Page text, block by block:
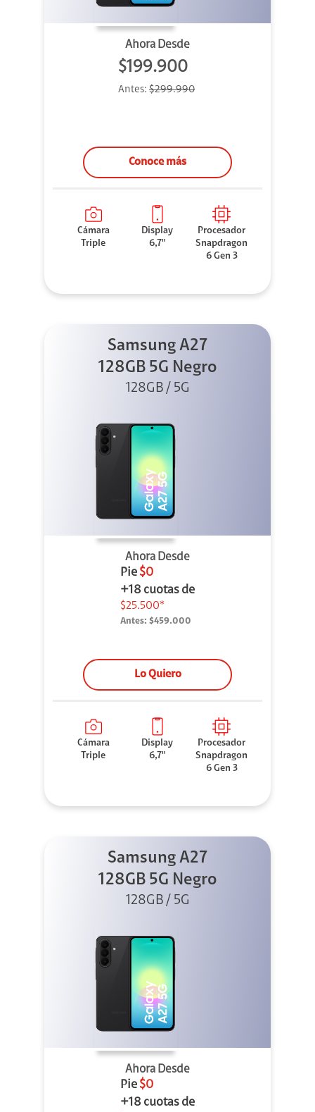
Ahora Desde
$199.900
Antes: $299.990
Conoce más
Cámara
Triple
Display
6,7"
Procesador
Snapdragon
6 Gen 3
Samsung A27
128GB 5G Negro
128GB / 5G
Ahora Desde
Pie $0
+18 cuotas de
$25.500*
Antes: $459.000
Lo Quiero
Cámara
Triple
Display
6,7"
Procesador
Snapdragon
6 Gen 3
Samsung A27
128GB 5G Negro
128GB / 5G
Ahora Desde
Pie $0
+18 cuotas de